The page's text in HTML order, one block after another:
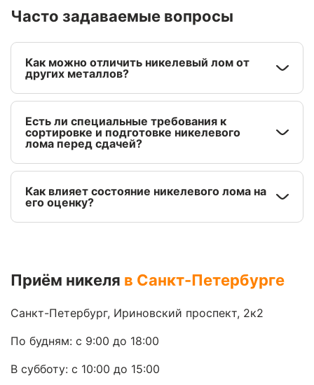
Часто задаваемые вопросы
Как можно отличить никелевый лом от
других металлов?
Есть ли специальные требования к
сортировке и подготовке никелевого
лома перед сдачей?
Как влияет состояние никелевого лома на
его оценку?
Приём никеля в Санкт-Петербурге
Санкт-Петербург, Ириновский проспект, 2к2
По будням: с 9:00 до 18:00
В субботу: с 10:00 до 15:00